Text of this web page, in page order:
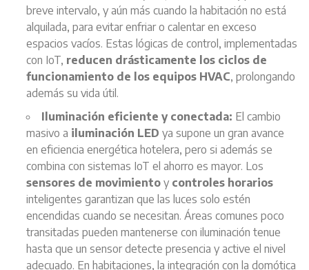
breve intervalo, y aún más cuando la habitación no está
alquilada, para evitar enfriar o calentar en exceso
espacios vacíos. Estas lógicas de control, implementadas
con IoT, reducen drásticamente los ciclos de
funcionamiento de los equipos HVAC, prolongando
además su vida útil.
Iluminación eficiente y conectada: El cambio
masivo a iluminación LED ya supone un gran avance
en eficiencia energética hotelera, pero si además se
combina con sistemas IoT el ahorro es mayor. Los
sensores de movimiento ycontroles horarios
inteligentes garantizan que las luces solo estén
encendidas cuando se necesitan. Áreas comunes poco
transitadas pueden mantenerse con iluminación tenue
hasta que un sensor detecte presencia y active el nivel
adecuado. En habitaciones, la integración con la domótica